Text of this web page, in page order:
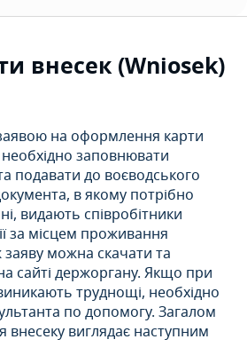
внесек (Wniosek)
на оформлення карти
заповнювати
подавати до воєводського
в якому потрібно
видають співробітники
за місцем проживання
можна скачати та
сайті держоргану. Якщо при
труднощі, необхідно
по допомогу. Загалом
виглядає наступним